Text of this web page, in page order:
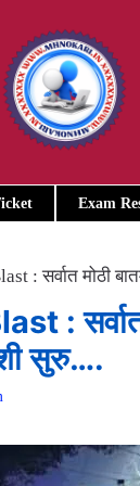
Exam
: सर्वात मोठी
: सर्वात
सुरु….